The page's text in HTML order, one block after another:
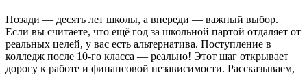
Позади — десять лет школы, а впереди — важный выбор.
Если вы считаете, что ещё год за школьной партой отдаляет от
реальных целей, у вас есть альтернатива. Поступление в
колледж после 10-го класса — реально! Этот шаг открывает
дорогу к работе и финансовой независимости. Рассказываем,